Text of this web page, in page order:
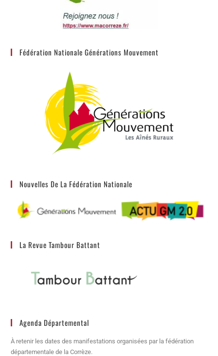
Fédération Nationale Générations Mouvement
Nouvelles De La Fédération Nationale
La Revue Tambour Battant
Agenda Départemental
À retenir les dates des manifestations organisées par la fédération
départementale de la Corrèze.